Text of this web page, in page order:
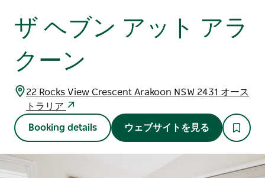
ザ ヘブン アット アラ
クーン
22 Rocks View Crescent Arakoon NSW 2431 オース
トラリア
Booking details ウェブサイトを見る